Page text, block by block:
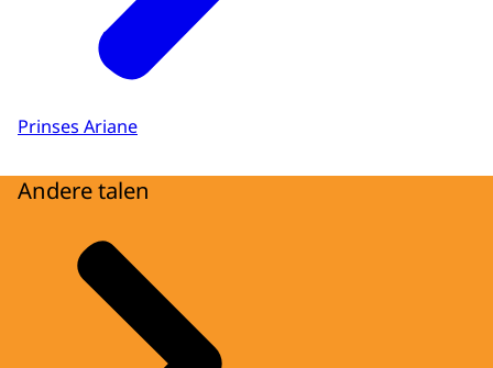
Prinses Ariane
Andere talen